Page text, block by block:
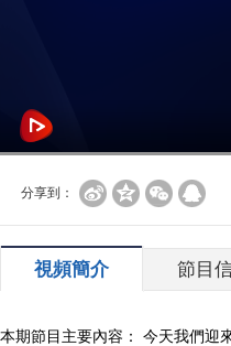
分享到：
視頻簡介 節目
本期節目主要內容： 今天我們迎